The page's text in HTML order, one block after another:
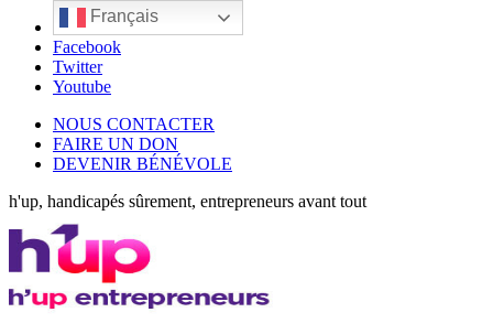
LinkedIn
Facebook
Twitter
Youtube
NOUS CONTACTER
FAIRE UN DON
DEVENIR BÉNÉVOLE
h'up, handicapés sûrement, entrepreneurs avant tout
Français